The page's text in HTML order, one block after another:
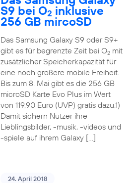
S9 bei O2 inklusive
256 GB mircoSD
Das Samsung Galaxy S9 oder S9+
gibt es für begrenzte Zeit bei O2mit
zusätzlicher Speicherkapazität für
eine noch größere mobile Freiheit.
Bis zum 8. Mai gibt es die 256 GB
microSD Karte Evo Plus im Wert
von 119,90 Euro (UVP) gratis dazu.1)
Damit sichern Nutzer ihre
Lieblingsbilder, -musik, -videos und
-spiele auf ihrem Galaxy […]
24. April 2018